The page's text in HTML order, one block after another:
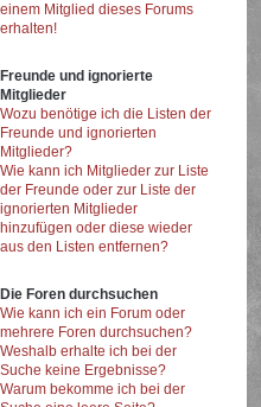
einem Mitglied dieses Forums
erhalten!
Freunde und ignorierte
Mitglieder
Wozu benötige ich die Listen der
Freunde und ignorierten
Mitglieder?
Wie kann ich Mitglieder zur Liste
der Freunde oder zur Liste der
ignorierten Mitglieder
hinzufügen oder diese wieder
aus den Listen entfernen?
Die Foren durchsuchen
Wie kann ich ein Forum oder
mehrere Foren durchsuchen?
Weshalb erhalte ich bei der
Suche keine Ergebnisse?
Warum bekomme ich bei der